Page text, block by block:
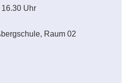
Uhr
Raum 02